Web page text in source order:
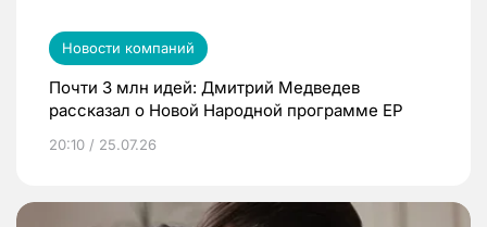
Новости компаний
Почти 3 млн идей: Дмитрий Медведев
рассказал о Новой Народной программе ЕР
20:10 / 25.07.26